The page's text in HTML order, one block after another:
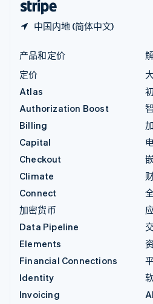
中国内地 (简体中文)
产品和定价
定价
Atlas
Authorization Boost
Billing
Capital
Checkout
Climate
Connect
加密货币
Data Pipeline
Elements
Financial Connections
Identity
Invoicing